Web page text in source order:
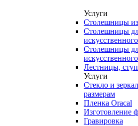
Услуги
Столешницы из
Столешницы
Столешницы
Лестницы,
Услуги
Стекло и
размерам
Пленка Oracal
Изготовление
Гравировка